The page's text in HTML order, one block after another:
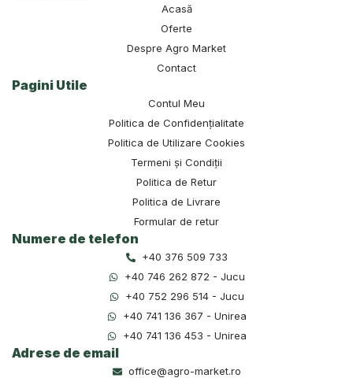
Acasă
Oferte
Despre Agro Market
Contact
Pagini Utile
Contul Meu
Politica de Confidențialitate
Politica de Utilizare Cookies
Termeni și Condiții
Politica de Retur
Politica de Livrare
Formular de retur
Numere de telefon
+40 376 509 733
+40 746 262 872 - Jucu
+40 752 296 514 - Jucu
+40 741 136 367 - Unirea
+40 741 136 453 - Unirea
Adrese de email
office@agro-market.ro